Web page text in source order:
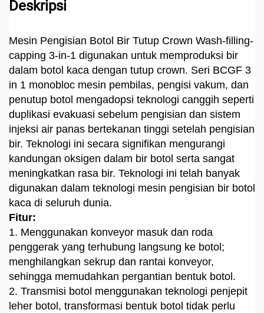
Deskripsi
Mesin Pengisian Botol Bir Tutup Crown Wash-filling-
capping 3-in-1 digunakan untuk memproduksi bir
dalam botol kaca dengan tutup crown. Seri BCGF 3
in 1 monobloc mesin pembilas, pengisi vakum, dan
penutup botol mengadopsi teknologi canggih seperti
duplikasi evakuasi sebelum pengisian dan sistem
injeksi air panas bertekanan tinggi setelah pengisian
bir. Teknologi ini secara signifikan mengurangi
kandungan oksigen dalam bir botol serta sangat
meningkatkan rasa bir. Teknologi ini telah banyak
digunakan dalam teknologi mesin pengisian bir botol
kaca di seluruh dunia.
Fitur:
1. Menggunakan konveyor masuk dan roda
penggerak yang terhubung langsung ke botol;
menghilangkan sekrup dan rantai konveyor,
sehingga memudahkan pergantian bentuk botol.
2. Transmisi botol menggunakan teknologi penjepit
leher botol, transformasi bentuk botol tidak perlu